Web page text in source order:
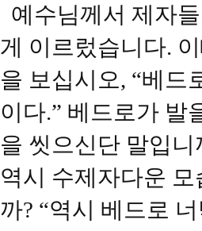
예수님께서 제자
게 이르렀습니다.
을 보십시오, “베드
이다.” 베드로가 발
을 씻으신단 말입
역시 수제자다운
까? “역시 베드로